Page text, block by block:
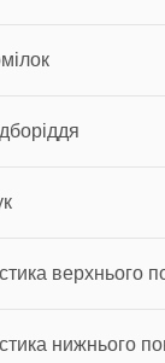
верхнього
нижнього